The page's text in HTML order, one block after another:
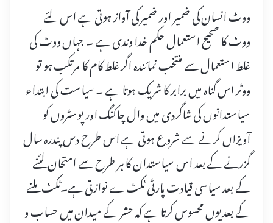
ووٹ انسان کی ضمیر اور ضمیر کی آواز ہوتی ہے اس لئے
ووٹ کا صحیح استعمال حکم خدا وندی ہے ۔ جہاں ووٹ کی
غلط استعمال سے منتخب نمائندہ اگر غلط کام کا مرتکب ہو تو
ووٹر اس گناہ میں برابر کا شریک ہوتا ہے ۔ سیاست کی ابتداء
سیاستدانوں کی شاگردی میں وال چاکنگ اور پوسٹروں کو
آویزاں کرنے سے شروع ہوتی ہے اس طرح دس پندرہ سال
گزرنے کے بعد اس سیاستدان کا ہر طرح سے امتحان لئنے
کے بعد سیاسی قیادت پارٹی ٹکٹ ے نوازتی ہے۔ٹکٹ ملنے
کے بعد یوں محسوس کرتا ہے کہ حشر کے میدان میں حساب و